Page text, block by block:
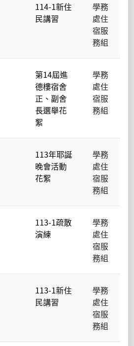
114-1新住
民講習
學務
處住
宿服
務組
第14屆進
德樓宿舍
正、副舍
長選舉花
絮
學務
處住
宿服
務組
113年耶誕
晚會活動
花絮
學務
處住
宿服
務組
113-1疏散
演練
學務
處住
宿服
務組
113-1新住
民講習
學務
處住
宿服
務組